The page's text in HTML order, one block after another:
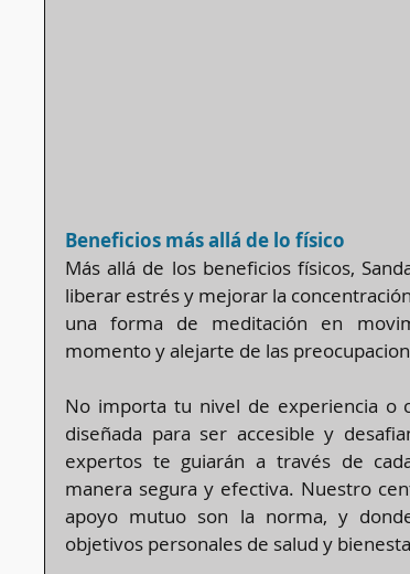
Beneficios más allá de lo físico
Más allá de los beneficios físicos,
liberar estrés y mejorar la
una forma de meditación en
momento y alejarte de las
No importa tu nivel de experiencia o
diseñada para ser accesible y
expertos te guiarán a través de
manera segura y efectiva. Nuestro
apoyo mutuo son la norma, y
objetivos personales de salud y